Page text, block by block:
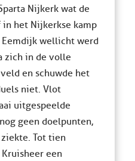
Nijkerk wat de
het Nijkerkse kamp
wellicht werd
zich in de volle
en schuwde het
niet. Vlot
uitgespeelde
geen doelpunten,
Tot tien
een